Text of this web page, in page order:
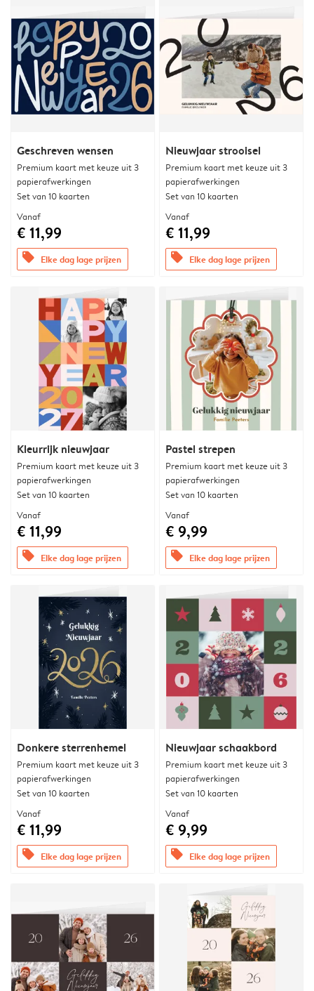
Geschreven wensen
Premium kaart met keuze uit 3
papierafwerkingen
Set van 10 kaarten
Vanaf
€ 11,99
offers Elke dag lage prijzen
Nieuwjaar strooisel
Premium kaart met keuze uit 3
papierafwerkingen
Set van 10 kaarten
Vanaf
€ 11,99
offers Elke dag lage prijzen
Kleurrijk nieuwjaar
Premium kaart met keuze uit 3
papierafwerkingen
Set van 10 kaarten
Vanaf
€ 11,99
offers Elke dag lage prijzen
Pastel strepen
Premium kaart met keuze uit 3
papierafwerkingen
Set van 10 kaarten
Vanaf
€ 9,99
offers Elke dag lage prijzen
Donkere sterrenhemel
Premium kaart met keuze uit 3
papierafwerkingen
Set van 10 kaarten
Vanaf
€ 11,99
offers Elke dag lage prijzen
Nieuwjaar schaakbord
Premium kaart met keuze uit 3
papierafwerkingen
Set van 10 kaarten
Vanaf
€ 9,99
offers Elke dag lage prijzen